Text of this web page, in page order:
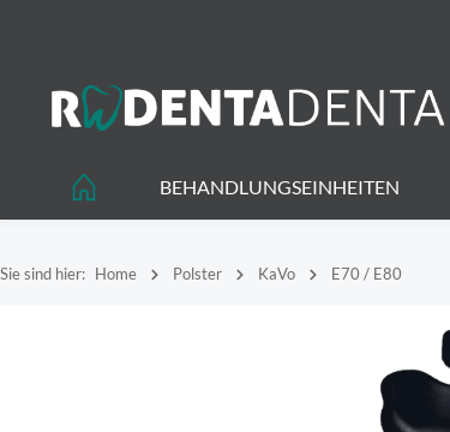
BEHANDLUNGSEINHEITEN
Sie sind hier: Home Polster KaVo E70 / E80